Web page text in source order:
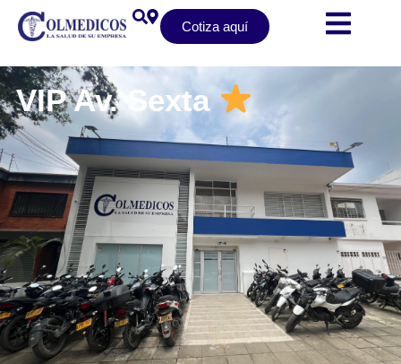
Cotiza aquí
VIP Av. Sexta